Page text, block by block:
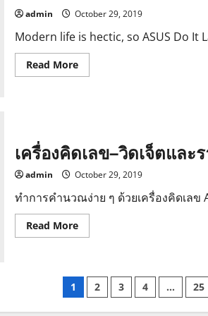
admin October 29, 2019
Modern life is hectic, so ASUS Do It
Read MoreRead
more
เครื่องคิดเลข–วิดเจ็ตและ
admin October 29, 2019
ทำการคำนวณง่าย ๆ ด้วยเครื่องคิดเลข
Read MoreRead
more
เลข–
เจ็ต
Posts
1 2 3 4 … 25